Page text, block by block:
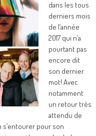
dans les tous
derniers mois
de l’année
2017 qui n’a
pourtant pas
encore dit
son dernier
mot! Avec
notamment
un retour très
attendu de
s’entourer pour son